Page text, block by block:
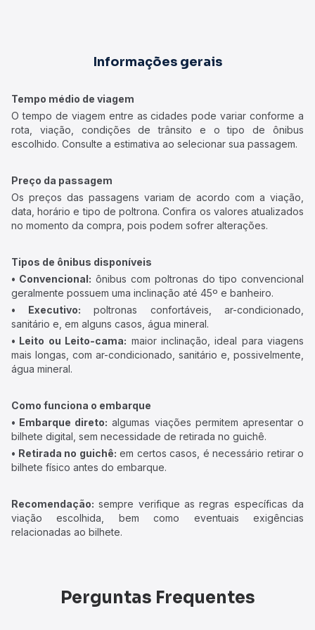
Informações gerais
Tempo médio de viagem
O tempo de viagem entre as cidades pode variar conforme a
rota, viação, condições de trânsito e o tipo de ônibus
escolhido. Consulte a estimativa ao selecionar sua passagem.
Preço da passagem
Os preços das passagens variam de acordo com a viação,
data, horário e tipo de poltrona. Confira os valores atualizados
no momento da compra, pois podem sofrer alterações.
Tipos de ônibus disponíveis
• Convencional: ônibus com poltronas do tipo convencional
geralmente possuem uma inclinação até 45º e banheiro.
• Executivo: poltronas confortáveis, ar-condicionado,
sanitário e, em alguns casos, água mineral.
• Leito ou Leito-cama: maior inclinação, ideal para viagens
mais longas, com ar-condicionado, sanitário e, possivelmente,
água mineral.
Como funciona o embarque
• Embarque direto: algumas viações permitem apresentar o
bilhete digital, sem necessidade de retirada no guichê.
• Retirada no guichê: em certos casos, é necessário retirar o
bilhete físico antes do embarque.
Recomendação: sempre verifique as regras específicas da
viação escolhida, bem como eventuais exigências
relacionadas ao bilhete.
Perguntas Frequentes